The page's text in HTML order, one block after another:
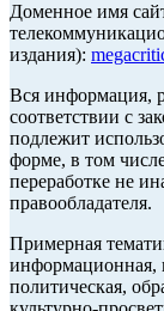
Доменное имя
издания):
Вся информация,
соответствии с
подлежит
форме, в том
переработке не
правообладателя.
Примерная
информационная,
политическая,